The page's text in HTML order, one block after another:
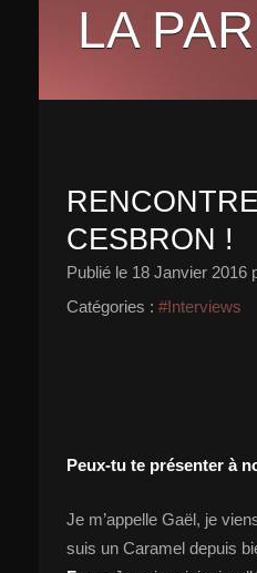
LA
CESBRON !
Publié le 18 Janvier 2016
Catégories : #Interviews
Peux-tu te présenter à
Je m’appelle Gaël, je
suis un Caramel depuis